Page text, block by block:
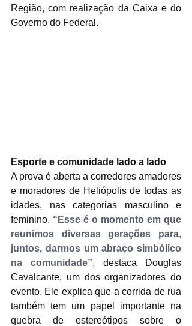
Região, com realização da Caixa e do
Governo do Federal.
Esporte e comunidade lado a lado
A prova é aberta a corredores amadores
e moradores de Heliópolis de todas as
idades, nas categorias masculino e
feminino. “Esse é o momento em que
reunimos diversas gerações para,
juntos, darmos um abraço simbólico
na comunidade”, destaca Douglas
Cavalcante, um dos organizadores do
evento. Ele explica que a corrida de rua
também tem um papel importante na
quebra de estereótipos sobre o